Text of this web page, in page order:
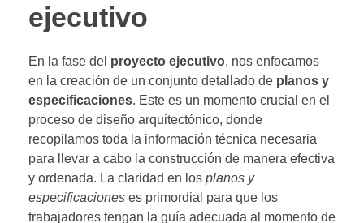
ejecutivo
En la fase del proyecto ejecutivo, nos enfocamos
en la creación de un conjunto detallado de planos y
especificaciones. Este es un momento crucial en el
proceso de diseño arquitectónico, donde
recopilamos toda la información técnica necesaria
para llevar a cabo la construcción de manera efectiva
y ordenada. La claridad en los planos y
especificaciones es primordial para que los
trabajadores tengan la guía adecuada al momento de